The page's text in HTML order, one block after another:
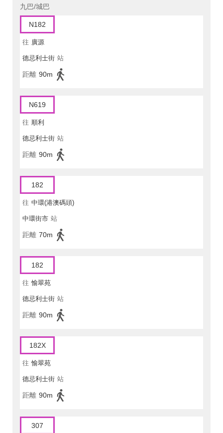
九巴/城巴
N182
往 廣源
德忌利士街 站
距離 90m
N619
往 順利
德忌利士街 站
距離 90m
182
往 中環(港澳碼頭)
中環街市 站
距離 70m
182
往 愉翠苑
德忌利士街 站
距離 90m
182X
往 愉翠苑
德忌利士街 站
距離 90m
307